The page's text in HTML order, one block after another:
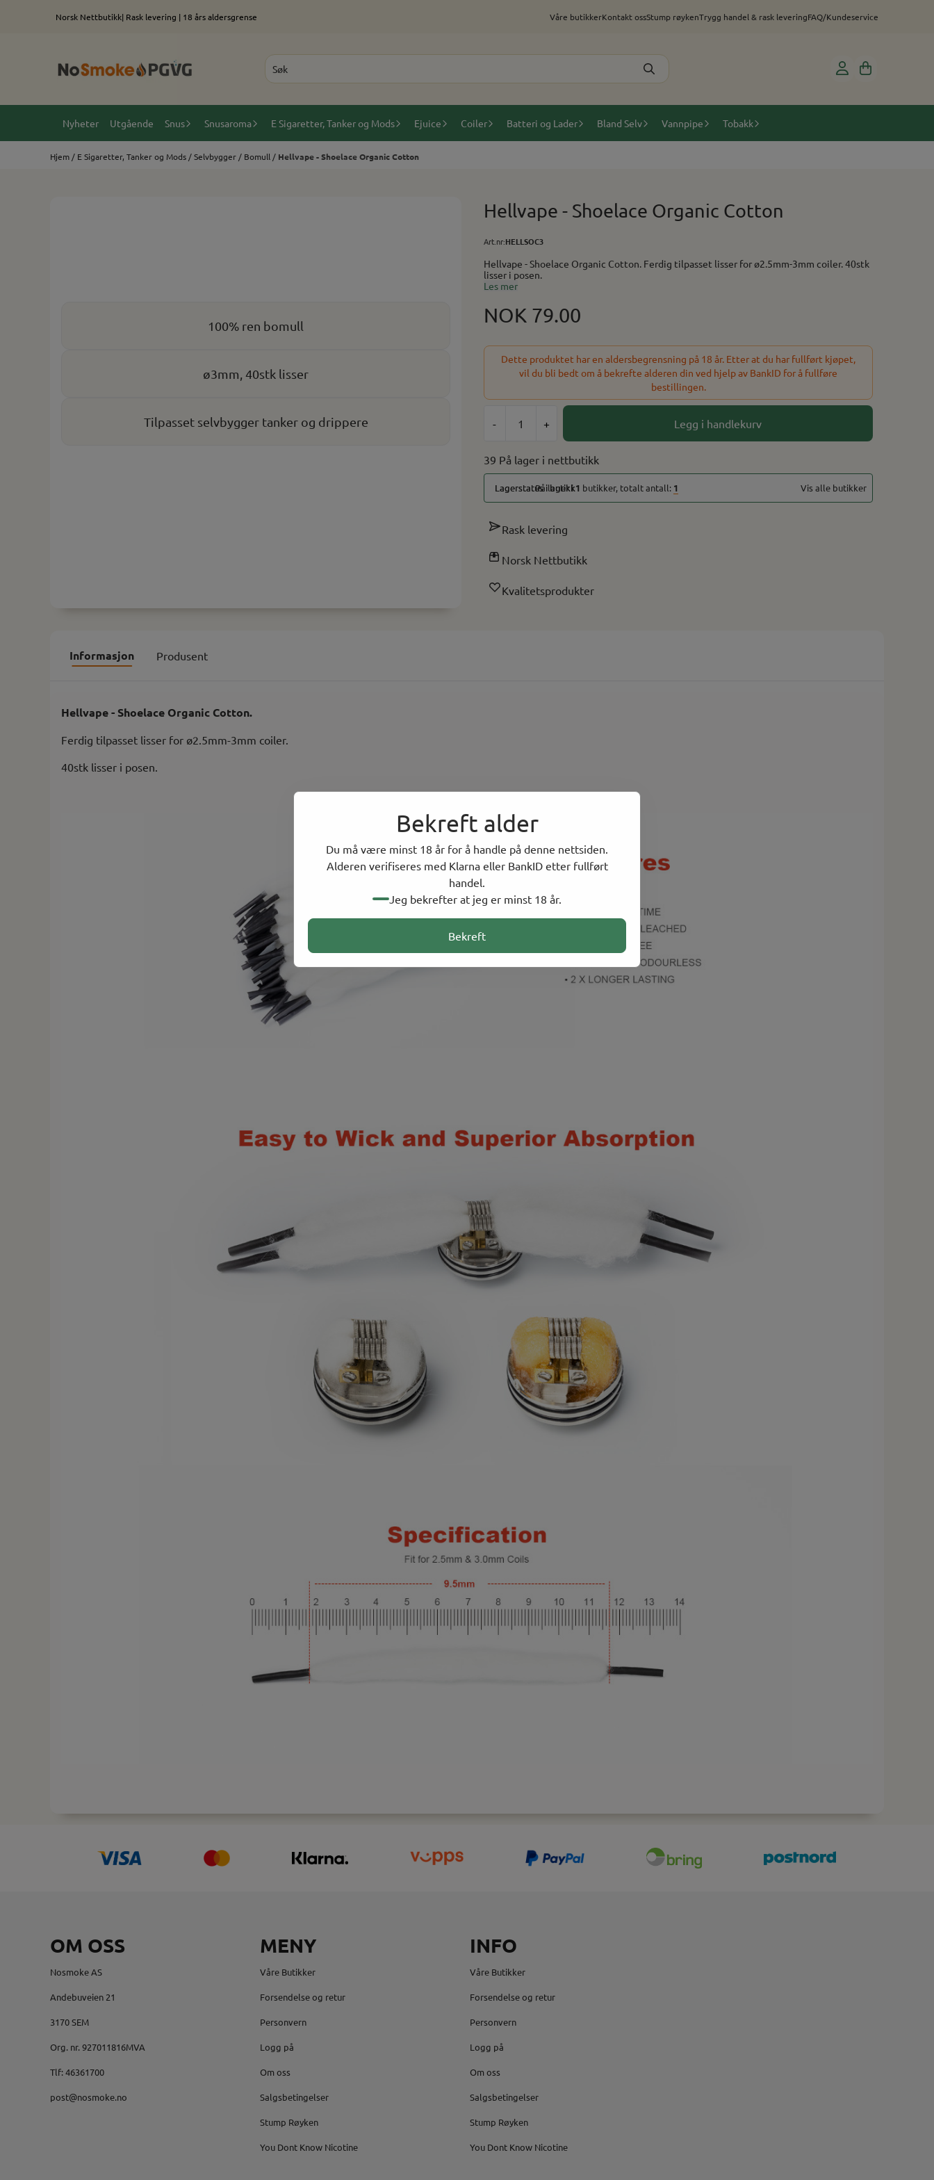
Bekreft alder
Du må være minst 18 år for å handle på denne nettsiden.
Alderen verifiseres med Klarna eller BankID etter fullført
handel.
Jeg bekrefter at jeg er minst 18 år.
Bekreft
Hopp til innholdNorsk Nettbutikk| Rask levering | 18 års aldersgrense Våre butikkerKontakt ossStump røykenTrygg handel & rask leveringFAQ/Kundeservice
Nyheter Utgående Snus Snusaroma E Sigaretter, Tanker og Mods Ejuice Coiler Batteri og Lader Bland Selv Vannpipe Tobakk
Hjem / E Sigaretter, Tanker og Mods /Selvbygger / Bomull / Hellvape - Shoelace Organic Cotton
100% ren bomull
ø3mm, 40stk lisser
Tilpasset selvbygger tanker og drippere
Hellvape - Shoelace Organic Cotton
Art.nr:HELLSOC3
Hellvape - Shoelace Organic Cotton. Ferdig tilpasset lisser for ø2.5mm-3mm coiler. 40stk
Les mer
NOK 79.00
Dette produktet har en aldersbegrensning på 18 år. Etter at du har fullført kjøpet,
vil du bli bedt om å bekrefte alderen din ved hjelp av BankID for å fullføre
bestillingen.
- + Legg i handlekurv
39 På lager
På lager i1 butikker, totalt antall: 1 Vis alle butikker
Rask levering
Norsk Nettbutikk
Kvalitetsprodukter
Informasjon Produsent
Hellvape - Shoelace Organic Cotton.
Ferdig tilpasset lisser for ø2.5mm-3mm coiler.
40stk lisser i posen.
OM OSS
Nosmoke AS
Andebuveien 21
3170 SEM
Org. nr. 927011816MVA
Tlf:46361700
post@nosmoke.no
MENY
Våre Butikker
Forsendelse og retur
Personvern
Logg på
Om oss
Salgsbetingelser
Stump Røyken
You Dont Know Nicotine
INFO
Våre Butikker
Forsendelse og retur
Personvern
Logg på
Om oss
Salgsbetingelser
Stump Røyken
You Dont Know Nicotine